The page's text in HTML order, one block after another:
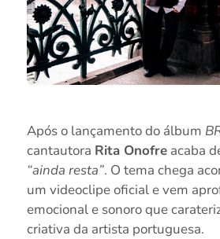
Após o lançamento do álbum
cantautora Rita Onofreacaba
“ainda resta”. O tema chega
um videoclipe oficial e vem
emocional e sonoro que
criativa da artista portuguesa.